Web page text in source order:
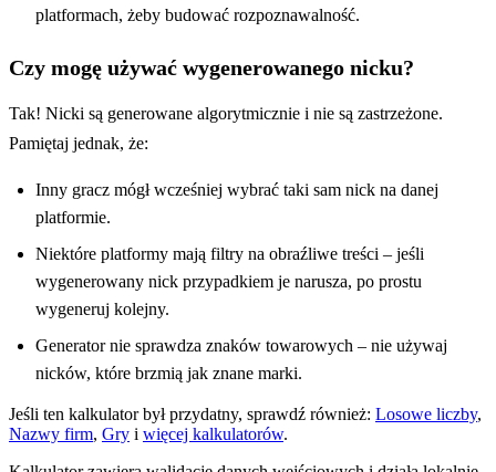
platformach, żeby budować rozpoznawalność.
Czy mogę używać wygenerowanego nicku?
Tak! Nicki są generowane algorytmicznie i nie są zastrzeżone.
Pamiętaj jednak, że:
Inny gracz mógł wcześniej wybrać taki sam nick na danej
platformie.
Niektóre platformy mają filtry na obraźliwe treści – jeśli
wygenerowany nick przypadkiem je narusza, po prostu
wygeneruj kolejny.
Generator nie sprawdza znaków towarowych – nie używaj
nicków, które brzmią jak znane marki.
Jeśli ten kalkulator był przydatny, sprawdź również: Losowe liczby,
Nazwy firm, Gry i więcej kalkulatorów.